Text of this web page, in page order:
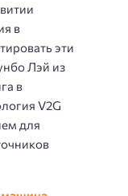
в
эти
Лэй из
в
V2G
для